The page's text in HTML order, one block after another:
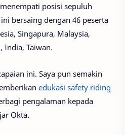
posisi sepuluh
bersaing dengan 46 peserta
Singapura, Malaysia,
India, Taiwan.
ini. Saya pun semakin
edukasi safety riding
pengalaman kepada
Okta.